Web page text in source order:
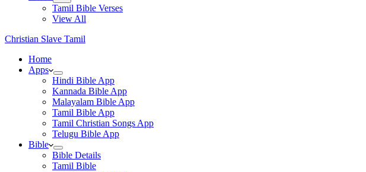
Tamil Bible Verses
View All
Christian Slave Tamil
Home
Apps
Hindi Bible App
Kannada Bible App
Malayalam Bible App
Tamil Bible App
Tamil Christian Songs App
Telugu Bible App
Bible
Bible Details
Tamil Bible